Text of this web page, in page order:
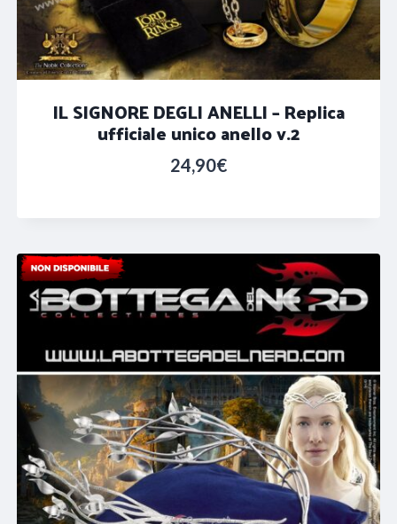
IL SIGNORE DEGLI ANELLI – Replica
ufficiale unico anello v.2
24,90€